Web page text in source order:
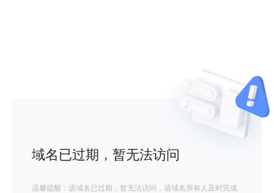
域名已过期，暂无法访问
温馨提醒：该域名已过期，暂无法访问，请域名所有人及时完成